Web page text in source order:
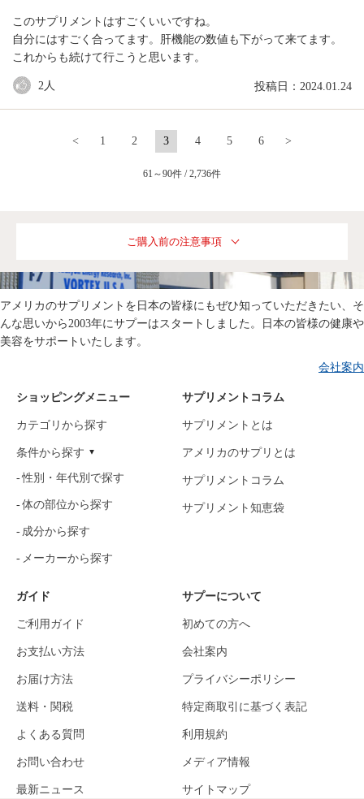
このサプリメントはすごくいいですね。
自分にはすごく合ってます。肝機能の数値も下がって来てます。
これからも続けて行こうと思います。
投稿日：2024.01.24
2人
< 1 2 3 4 5 6 >
61～90件 / 2,736件
ご購入前の注意事項
アメリカのサプリメントを日本の皆様にもぜひ知っていただきたい、そ
んな思いから2003年にサプーはスタートしました。日本の皆様の健康や
美容をサポートいたします。
会社案内
ショッピングメニュー
カテゴリから探す
条件から探す
性別・年代別で探す
体の部位から探す
成分から探す
メーカーから探す
ガイド
ご利用ガイド
お支払い方法
お届け方法
送料・関税
よくある質問
お問い合わせ
最新ニュース
サプリメントコラム
サプリメントとは
アメリカのサプリとは
サプリメントコラム
サプリメント知恵袋
サプーについて
初めての方へ
会社案内
プライバシーポリシー
特定商取引に基づく表記
利用規約
メディア情報
サイトマップ